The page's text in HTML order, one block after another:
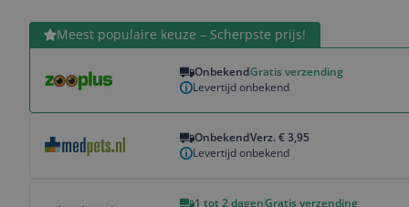
Meest populaire keuze – Scherpste prijs!
OnbekendGratis verzending
Levertijd onbekend
Bekijk product
OnbekendVerz. € 3,95
Levertijd onbekend
1 tot 2 dagenGratis verzending